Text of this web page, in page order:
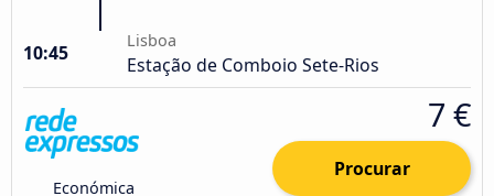
10:45
Lisboa
Estação de Comboio Sete-Rios
Económica
7 €
Procurar